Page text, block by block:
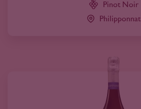
Pinot Noir
Philipponnat